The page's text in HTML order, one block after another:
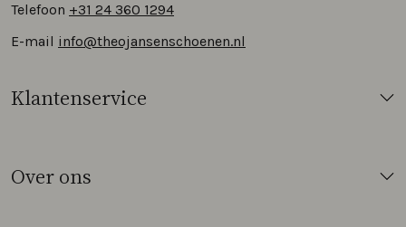
Telefoon +31 24 360 1294
E-mail info@theojansenschoenen.nl
Klantenservice
Over ons